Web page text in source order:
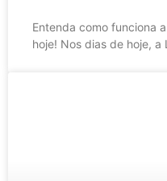
Entenda como funciona
hoje! Nos dias de hoje, a